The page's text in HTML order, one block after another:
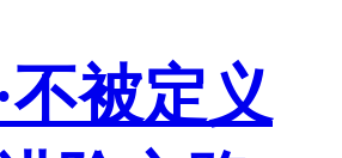
不被定义